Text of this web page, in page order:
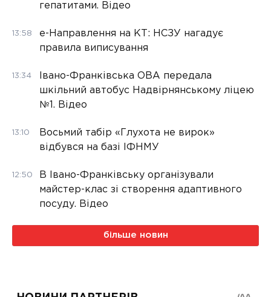
гепатитами. Відео
13:58
е-Направлення на КТ: НСЗУ нагадує
правила виписування
13:34
Івано-Франківська ОВА передала
шкільний автобус Надвірнянському ліцею
№1. Відео
13:10
Восьмий табір «Глухота не вирок»
відбувся на базі ІФНМУ
12:50
В Івано-Франківську організували
майстер-клас зі створення адаптивного
посуду. Відео
більше новин